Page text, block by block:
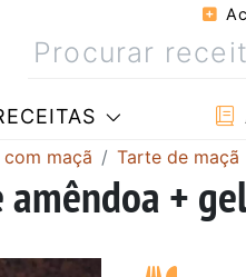
com maçã Tarte de maçã
+